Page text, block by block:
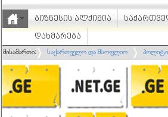
ბიზნესის ალქიმია
დახმარება
მისამართი: საქართველო და მსოფლიო